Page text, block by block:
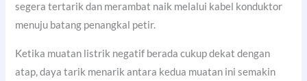
segera tertarik dan merambat naik melalui kabel konduktor
menuju batang penangkal petir.
Ketika muatan listrik negatif berada cukup dekat dengan
atap, daya tarik menarik antara kedua muatan ini semakin